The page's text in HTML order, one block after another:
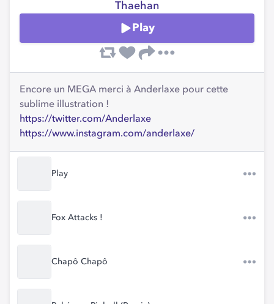
Thaehan
Play
Encore un MEGA merci à Anderlaxe pour cette
sublime illustration !
https://twitter.com/Anderlaxe
https://www.instagram.com/anderlaxe/
Play
Fox Attacks !
Chapô Chapô